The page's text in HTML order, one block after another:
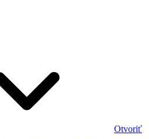
Otvoriť